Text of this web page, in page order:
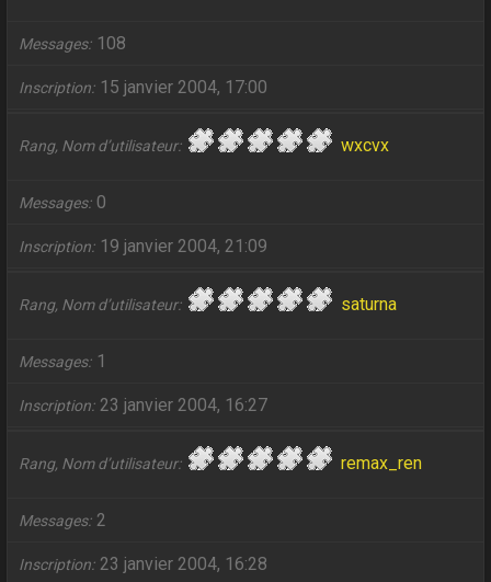
Messages 108
Inscription 15 janvier 2004, 17:00
Rang, Nom d’utilisateur wxcvx
Messages 0
Inscription 19 janvier 2004, 21:09
Rang, Nom d’utilisateur saturna
Messages 1
Inscription 23 janvier 2004, 16:27
Rang, Nom d’utilisateur remax_ren
Messages 2
Inscription 23 janvier 2004, 16:28